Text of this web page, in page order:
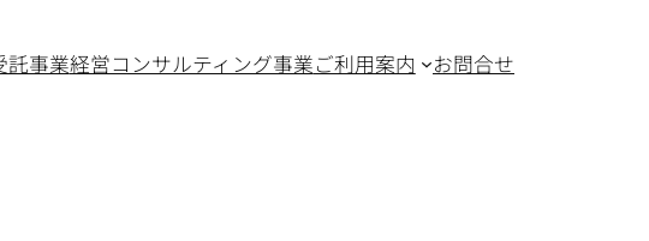
託事業経営コンサルティング事業ご利用案内 お問合せ